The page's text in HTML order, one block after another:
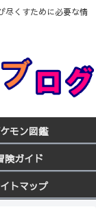
尽くすために必要な情
モン図鑑
険ガイド
トマップ